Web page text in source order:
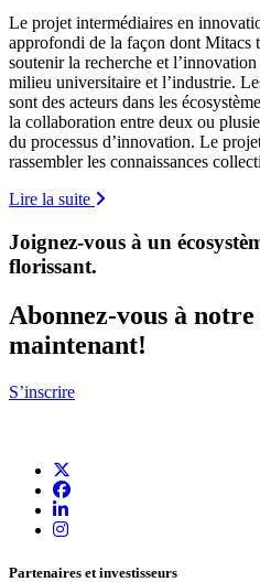
Le projet intermédiaires en
approfondi de la façon dont Mitacs
soutenir la recherche et
milieu universitaire et l’industrie.
sont des acteurs dans les
la collaboration entre deux ou
du processus d’innovation. Le
rassembler les connaissances
Lire la suite
Joignez-vous à un
florissant.
Abonnez-vous à
maintenant!
S’inscrire
Partenaires et investisseurs